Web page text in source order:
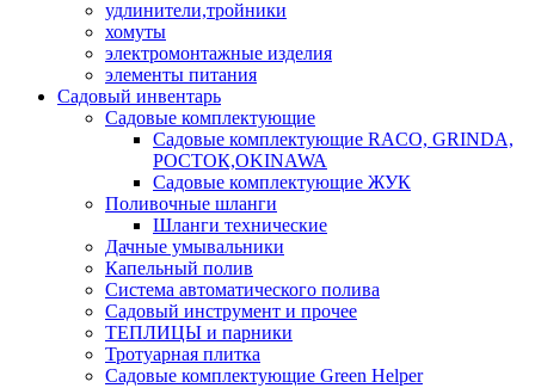
удлинители,тройники
хомуты
электромонтажные изделия
элементы питания
Садовый инвентарь
Садовые комплектующие
Садовые комплектующие RACO, GRINDA,
РОСТОК,OKINAWA
Садовые комплектующие ЖУК
Поливочные шланги
Шланги технические
Дачные умывальники
Капельный полив
Система автоматического полива
Садовый инструмент и прочее
ТЕПЛИЦЫ и парники
Тротуарная плитка
Садовые комплектующие Green Helper